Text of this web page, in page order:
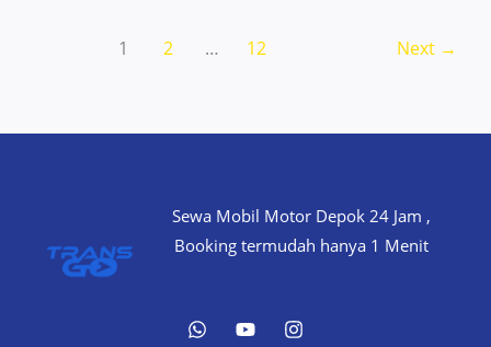
1 2 … 12 Next →
Sewa Mobil Motor Depok 24 Jam ,
Booking termudah hanya 1 Menit